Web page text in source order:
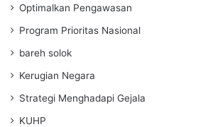
Optimalkan Pengawasan
Program Prioritas Nasional
bareh solok
Kerugian Negara
Strategi Menghadapi Gejala
KUHP